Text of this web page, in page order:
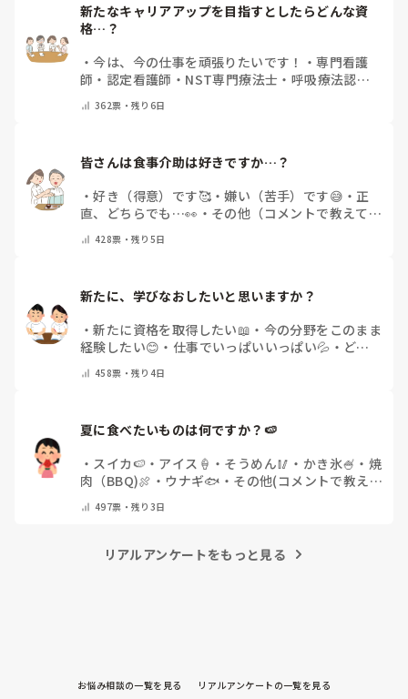
新たなキャリアアップを目指すとしたらどんな資
格…？
・今は、今の仕事を頑張りたいです！ ・専門看護
師 ・ 認定看護師 ・ NST専門療法士 ・ 呼吸療法認定
内視鏡技師・その他(コメントで教えて下さい)
362票・残り6日
皆さんは食事介助は好きですか…？
・好き（得意）です🥰・嫌い（苦手）です😅 ・ 正
直、どちらでも…👀 ・ その他（コメントで教えてく
428票・残り5日
新たに、学びなおしたいと思いますか？
・新たに資格を取得したい📖 ・ 今の分野をこのまま
経験したい😊 ・ 仕事でいっぱいいっぱい💦 ・ どん
教えてください）
458票・残り4日
夏に食べたいものは何ですか？🍉
・ スイカ🍉 ・ アイス🍦 ・ そうめん🥢 ・ かき氷🍧 ・ 焼
肉（BBQ)🍖 ・ ウナギ🐟 ・ その他(コメントで教え
497票・残り3日
リアルアンケートをもっと見る
お悩み相談の一覧を見る リアルアンケートの一覧を見る